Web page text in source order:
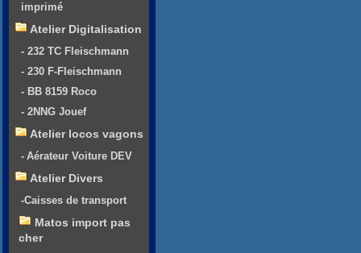
imprimé
Atelier Digitalisation
- 232 TC Fleischmann
- 230 F-Fleischmann
- BB 8159 Roco
- 2NNG Jouef
Atelier locos vagons
- Aérateur Voiture DEV
Atelier Divers
-Caisses de transport
Matos import pas
cher